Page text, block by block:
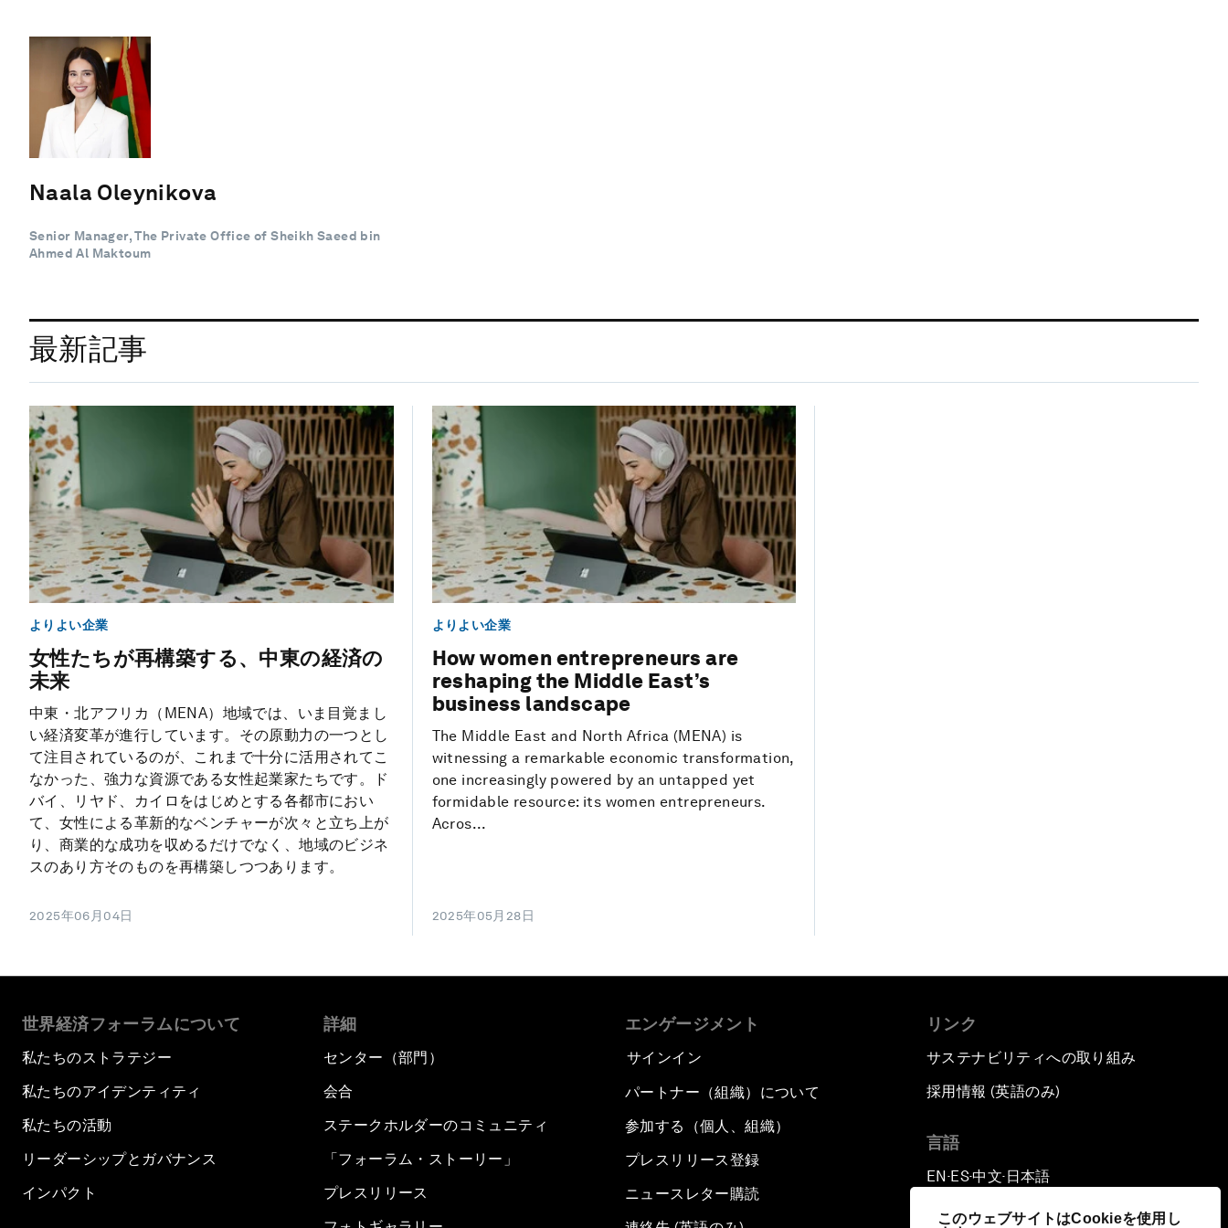
このウェブサイトはCookieを使用し
Naala Oleynikova
Senior Manager, The Private Office of Sheikh Saeed bin
Ahmed Al Maktoum
最新記事
よりよい企業
女性たちが再構築する、中東の経済の
未来
中東・北アフリカ（MENA）地域では、いま目覚まし
い経済変革が進行しています。その原動力の一つとし
て注目されているのが、これまで十分に活用されてこ
なかった、強力な資源である女性起業家たちです。ド
バイ、リヤド、カイロをはじめとする各都市におい
て、女性による革新的なベンチャーが次々と立ち上が
り、商業的な成功を収めるだけでなく、地域のビジネ
スのあり方そのものを再構築しつつあります。
2025年06月04日
よりよい企業
How women entrepreneurs are
reshaping the Middle East’s
business landscape
The Middle East and North Africa (MENA) is
witnessing a remarkable economic transformation,
one increasingly powered by an untapped yet
formidable resource: its women entrepreneurs.
Acros...
2025年05月28日
世界経済フォーラムについて
私たちのストラテジー
私たちのアイデンティティ
私たちの活動
リーダーシップとガバナンス
インパクト
詳細
センター（部門）
会合
ステークホルダーのコミュニティ
「フォーラム・ストーリー」
プレスリリース
エンゲージメント
サインイン
パートナー（組織）について
参加する（個人、組織）
プレスリリース登録
ニュースレター購読
リンク
サステナビリティへの取り組み
採用情報 (英語のみ)
言語
EN ▪ ES▪中文▪ 日本語